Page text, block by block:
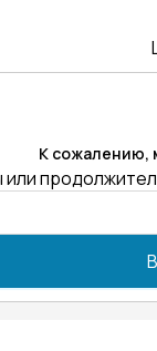
К сожалению,